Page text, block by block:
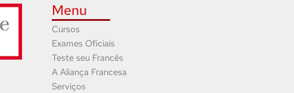
Menu
Cursos
Exames Oficiais
Teste seu Francês
A Aliança Francesa
Serviços